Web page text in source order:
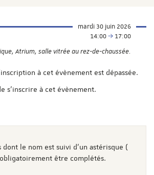
mardi 30 juin 2026
14:00
17:00
Atrium, salle vitrée au rez-de-chaussée.
à cet évènement est dépassée.
s'inscrire à cet évènement.
dont le nom est suivi d'un astérisque (
être complétés.